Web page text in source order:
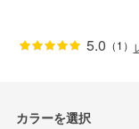
5.0 （1）
カラーを選択